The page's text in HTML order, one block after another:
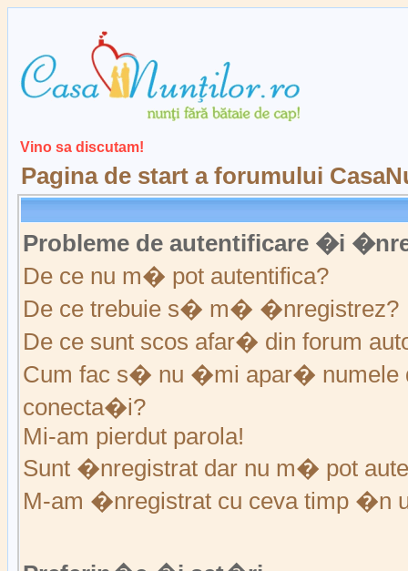
Vino sa discutam!
Pagina de start a forumului
Probleme de autentificare �i
De ce nu m� pot autentifica?
De ce trebuie s� m� �nregistrez?
De ce sunt scos afar� din forum
Cum fac s� nu �mi apar� numele
conecta�i?
Mi-am pierdut parola!
Sunt �nregistrat dar nu m� pot
M-am �nregistrat cu ceva timp �n